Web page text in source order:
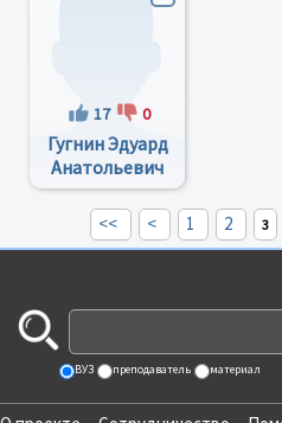
17 0
Гугнин Эдуард
Анатольевич
<< < 1 2 3
ВУЗ преподаватель материал